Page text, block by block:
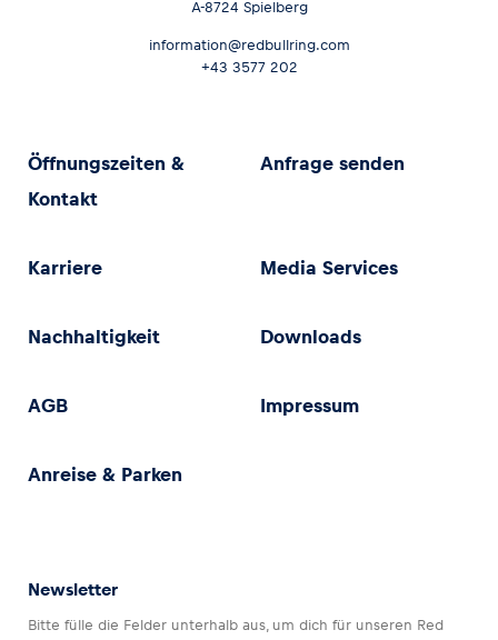
A-8724 Spielberg
information@redbullring.com
+43 3577 202
Öffnungszeiten &
Kontakt
Anfrage senden
Karriere Media Services
Nachhaltigkeit Downloads
AGB Impressum
Anreise & Parken
Newsletter
Bitte fülle die Felder unterhalb aus, um dich für unseren Red